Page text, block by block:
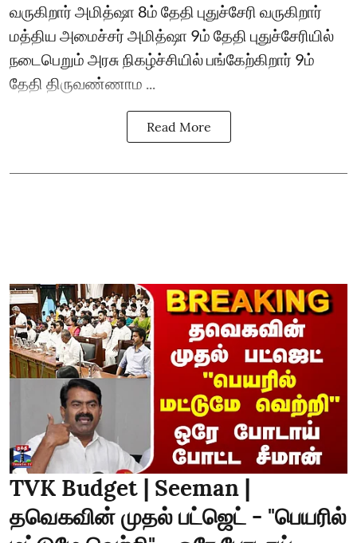
வருகிறார் அமித்ஷா 8ம் தேதி புதுச்சேரி வருகிறார்
மத்திய அமைச்சர் அமித்ஷா 9ம் தேதி புதுச்சேரியில்
நடைபெறும் அரசு நிகழ்ச்சியில் பங்கேற்கிறார் 9ம்
தேதி திருவண்ணாம ...
Read More
TVK Budget | Seeman |
தவெகவின் முதல் பட்ஜெட் - "பெயரில்